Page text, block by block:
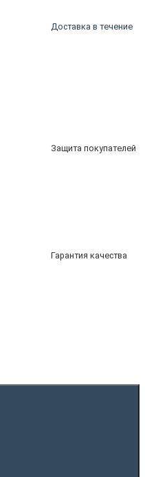
Доставка в течение
Защита покупателей
Гарантия качества